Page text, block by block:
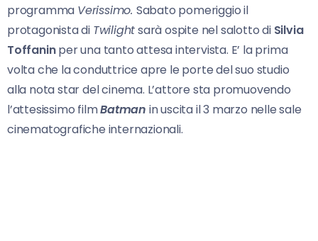
programma Verissimo. Sabato pomeriggio il
protagonista di Twilightsarà ospite nel salotto di Silvia
Toffaninper una tanto attesa intervista. E’ la prima
volta che la conduttrice apre le porte del suo studio
alla nota star del cinema. L’attore sta promuovendo
l’attesissimo filmBatman in uscita il 3 marzo nelle sale
cinematografiche internazionali.